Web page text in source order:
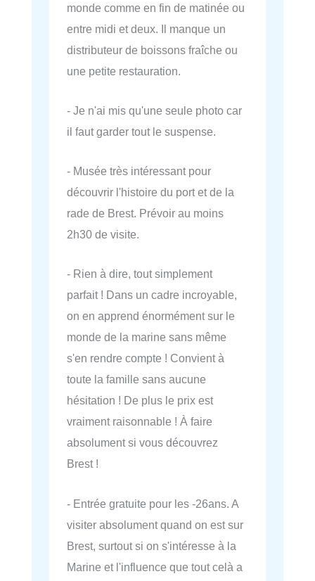
monde comme en fin de matinée ou
entre midi et deux. Il manque un
distributeur de boissons fraîche ou
une petite restauration.
- Je n'ai mis qu'une seule photo car
il faut garder tout le suspense.
- Musée très intéressant pour
découvrir l'histoire du port et de la
rade de Brest. Prévoir au moins
2h30 de visite.
- Rien à dire, tout simplement
parfait ! Dans un cadre incroyable,
on en apprend énormément sur le
monde de la marine sans même
s'en rendre compte ! Convient à
toute la famille sans aucune
hésitation ! De plus le prix est
vraiment raisonnable ! À faire
absolument si vous découvrez
Brest !
- Entrée gratuite pour les -26ans. A
visiter absolument quand on est sur
Brest, surtout si on s'intéresse à la
Marine et l'influence que tout celà a